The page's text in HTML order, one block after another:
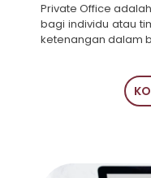
Private Office
bagi individu atau
ketenangan dalam